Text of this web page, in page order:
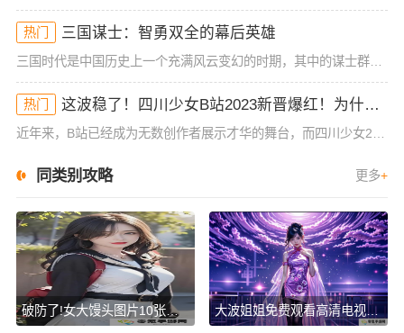
热门 三国谋士：智勇双全的幕后英雄
三国时代是中国历史上一个充满风云变幻的时期，其中的谋士群体，凭借其卓越的智谋和远见，为当时的各方势力提供了无数的战略支持。谋士不仅在战场上扮演着至关重要的角色，甚至在一些决定性的时刻改变了历史的走向。
热门 这波稳了！四川少女B站2023新晋爆红！为什么她的内容这么吸睛？
同类别攻略 更多+
破防了!女大馒头图片10张，竟然暗藏这些惊人秘密!谁懂啊? 大波姐姐免费观看高清电视剧韩剧！这些必看剧集你绝对不容错过！